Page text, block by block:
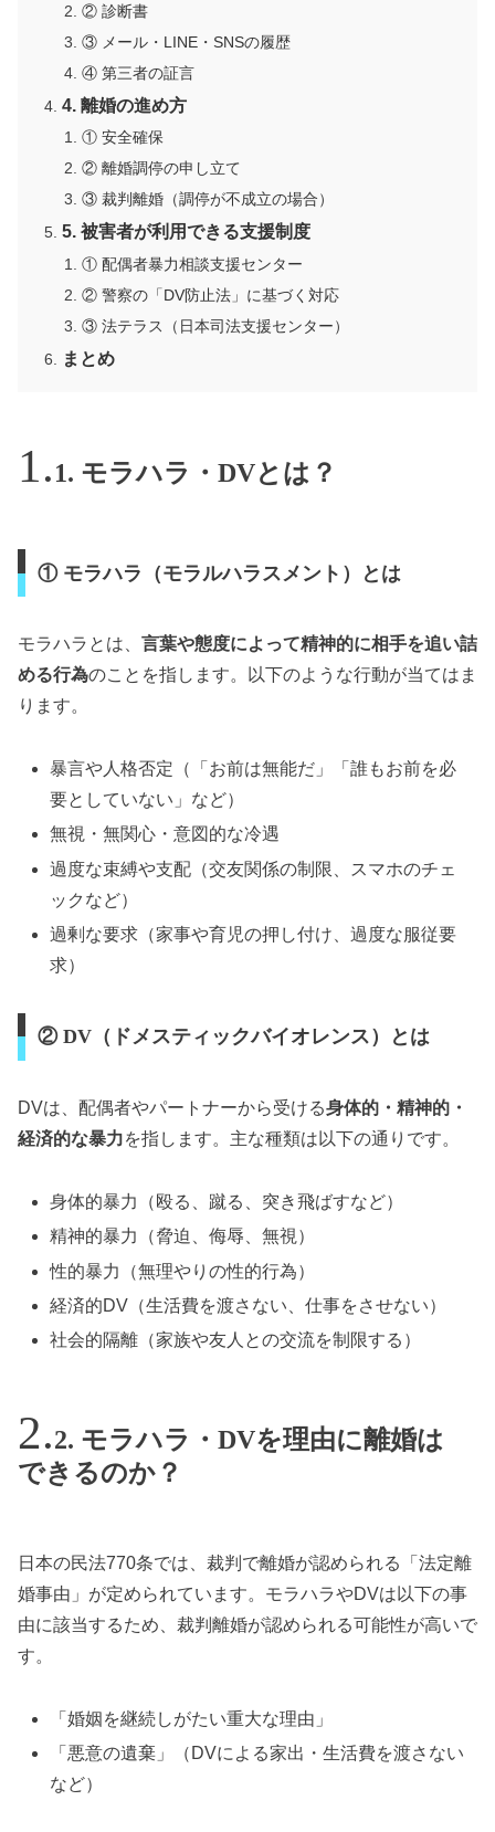
② 診断書
③ メール・LINE・SNSの履歴
④ 第三者の証言
4. 離婚の進め方
① 安全確保
② 離婚調停の申し立て
③ 裁判離婚（調停が不成立の場合）
5. 被害者が利用できる支援制度
① 配偶者暴力相談支援センター
② 警察の「DV防止法」に基づく対応
③ 法テラス（日本司法支援センター）
まとめ
1. モラハラ・DVとは？
① モラハラ（モラルハラスメント）とは
モラハラとは、 言葉や態度によって精神的に相手を追い詰
める行為のことを指します。以下のような行動が当てはま
ります。
暴言や人格否定（「お前は無能だ」「誰もお前を必
要としていない」など）
無視・無関心・意図的な冷遇
過度な束縛や支配（交友関係の制限、スマホのチェ
ックなど）
過剰な要求（家事や育児の押し付け、過度な服従要
求）
② DV（ドメスティックバイオレンス）とは
DVは、配偶者やパートナーから受ける身体的・精神的・
経済的な暴力を指します。主な種類は以下の通りです。
身体的暴力（殴る、蹴る、突き飛ばすなど）
精神的暴力（脅迫、侮辱、無視）
性的暴力（無理やりの性的行為）
経済的DV（生活費を渡さない、仕事をさせない）
社会的隔離（家族や友人との交流を制限する）
2. モラハラ・DVを理由に離婚は
できるのか？
日本の民法770条では、裁判で離婚が認められる「法定離
婚事由」が定められています。モラハラやDVは以下の事
由に該当するため、裁判離婚が認められる可能性が高いで
す。
「婚姻を継続しがたい重大な理由」
「悪意の遺棄」（DVによる家出・生活費を渡さない
など）